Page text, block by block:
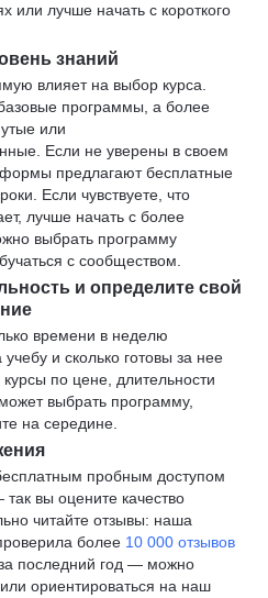
или лучше начать с короткого
знаний
влияет на выбор курса.
программы, а более
или
Если не уверены в своем
предлагают бесплатные
Если чувствуете, что
лучше начать с более
выбрать программу
с сообществом.
и определите свой
времени в неделю
учебу и сколько готовы за нее
по цене, длительности
выбрать программу,
на середине.
пробным доступом
вы оцените качество
читайте отзывы: наша
более 10 000 отзывов
последний год — можно
ориентироваться на наш